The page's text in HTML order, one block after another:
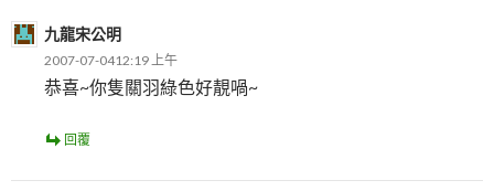
九龍宋公明
2007-07-0412:19 上午
恭喜~你隻關羽綠色好靚喎~
回覆